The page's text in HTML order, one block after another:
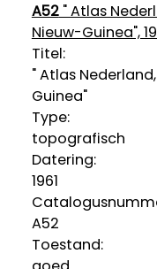
A52" Atlas
Nieuw-Guinea",
Titel:
" Atlas
Guinea"
Type:
topografisch
Datering:
1961
A52
Toestand: